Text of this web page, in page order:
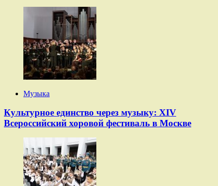
Музыка
Культурное единство через музыку: XIV
Всероссийский хоровой фестиваль в Москве